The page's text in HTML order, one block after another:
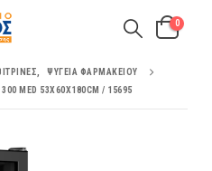
0
ΨΥΓΕΊΑ ΦΑΡΜΑΚΕΊΟΥ
MED 53X60X180CM / 15695